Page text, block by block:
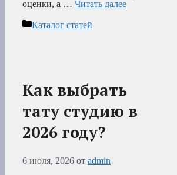
оценки, а … Читать далее
Рубрики
Каталог статей
Как выбрать
тату студию в
2026 году?
6 июля, 2026 от admin